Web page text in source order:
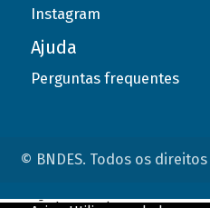
Instagram
Ajuda
Perguntas frequentes
© BNDES. Todos os